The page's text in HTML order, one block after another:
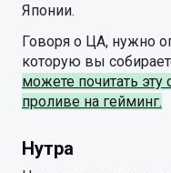
Японии.
Говоря о ЦА, нужно
которую вы
можете почитать
проливе на гейминг.
Нутра